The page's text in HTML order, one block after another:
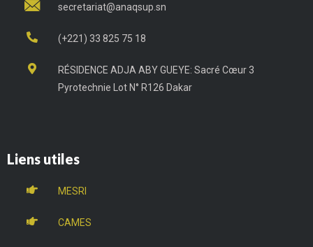
secretariat@anaqsup.sn
(+221) 33 825 75 18
RÉSIDENCE ADJA ABY GUEYE: Sacré Cœur 3
Pyrotechnie Lot N° R126 Dakar
Liens utiles
MESRI
CAMES